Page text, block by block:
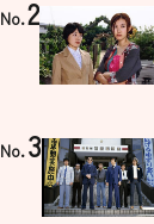
No.2
No.3